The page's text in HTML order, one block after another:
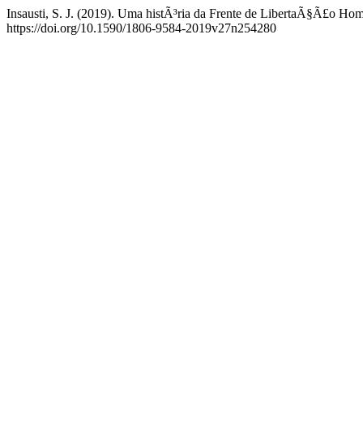
Insausti, S. J. (2019). Uma histÃ³ria da Frente de LibertaÃ§Ã£o
https://doi.org/10.1590/1806-9584-2019v27n254280